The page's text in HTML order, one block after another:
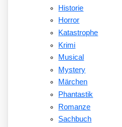
Historie
Horror
Katastrophe
Krimi
Musical
Mystery
Märchen
Phantastik
Romanze
Sachbuch